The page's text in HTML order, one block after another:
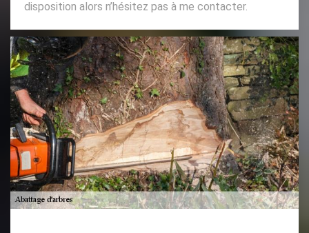
disposition alors n’hésitez pas à me contacter.